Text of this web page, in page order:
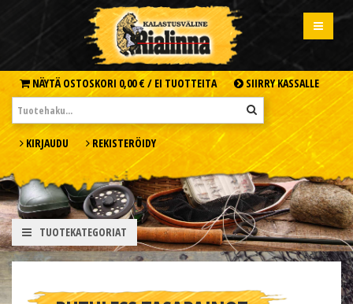
NÄYTÄ OSTOSKORI 0,00 € / EI TUOTTEITA SIIRRY KASSALLE
KIRJAUDU REKISTERÖIDY
TUOTEKATEGORIAT